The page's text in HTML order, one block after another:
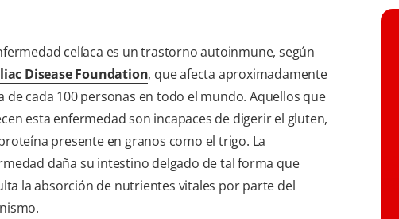
celíaca es un trastorno autoinmune, según
Disease Foundation, que afecta aproximadamente
de cada 100 personas en todo el mundo. Aquellos que
esta enfermedad son incapaces de digerir el gluten,
presente en granos como el trigo. La
daña su intestino delgado de tal forma que
la absorción de nutrientes vitales por parte del